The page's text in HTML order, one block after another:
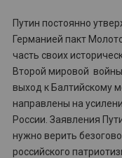
Путин постоянно
Германией пакт
часть своих
Второй мировой
выход к Балтийскому
направлены на
России. Заявления
нужно верить
российского